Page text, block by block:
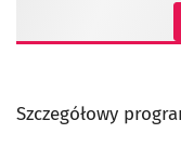
Szczegółowy